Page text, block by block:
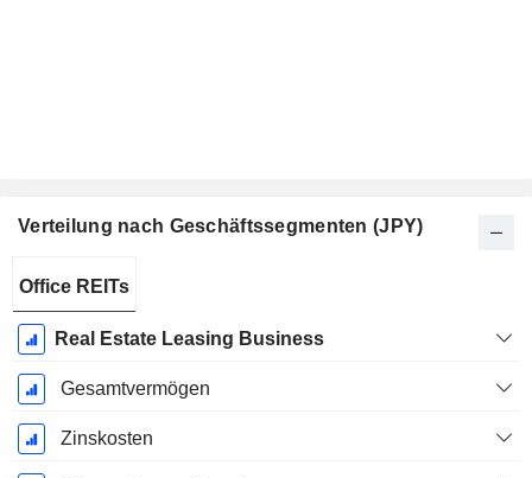
Verteilung nach Geschäftssegmenten (JPY)
Geschäftsjahres:
September
Office REITs
Real Estate Leasing Business
Gesamtvermögen
Zinskosten